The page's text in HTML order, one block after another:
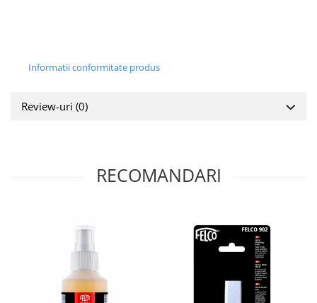
Informatii conformitate produs
Review-uri (0)
RECOMANDARI